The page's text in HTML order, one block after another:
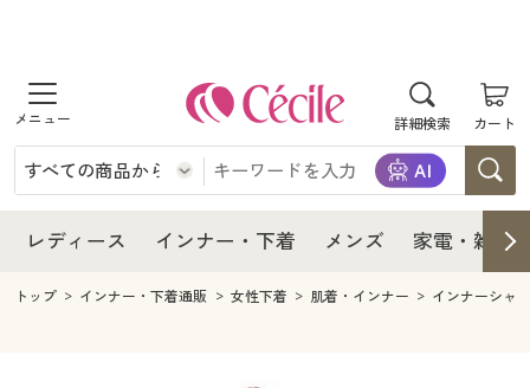
詳細検索 カート
商品を探す
レディース
レディースファッション
インナー・下着
インナー・下着通販すべて
メンズ
レディース インナー・下着 メンズ 家電・雑貨
レディース
レディース通販すべて
レディースファッション
インナー・下着
インナー・下着通販すべて
メンズ
トップ インナー・下着通販 女性下着 肌着・インナー インナーシャ